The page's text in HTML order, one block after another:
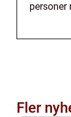
personer
Fler